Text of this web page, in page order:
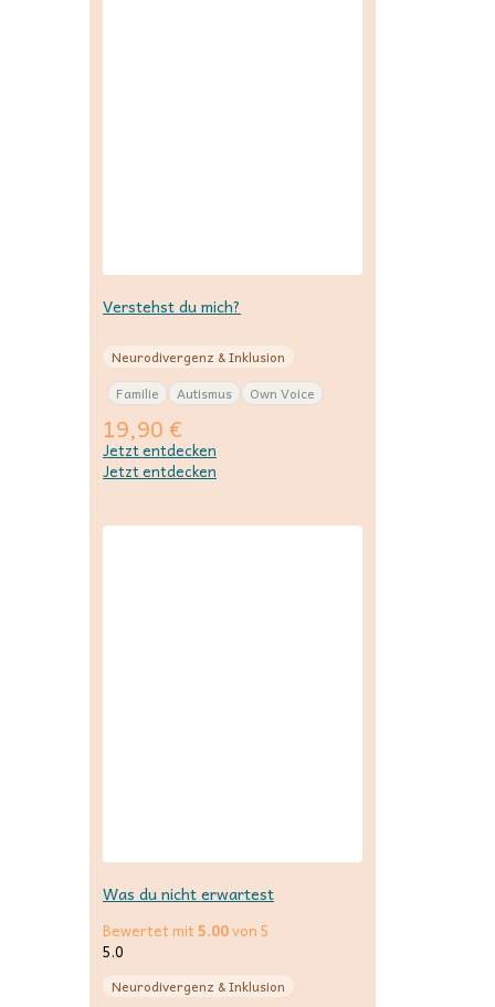
Verstehst du mich?
Neurodivergenz & Inklusion
Familie
Autismus Own Voice
19,90€
Jetzt entdecken
Jetzt entdecken
Was du nicht erwartest
Bewertet mit5.00von 5
5.0
Neurodivergenz & Inklusion